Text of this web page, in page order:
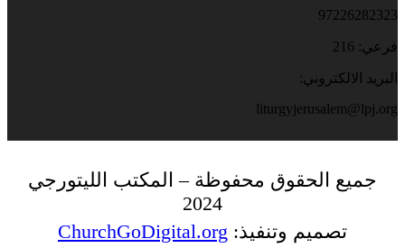
97226282323
فرعي: 216
البريد الالكتروني:
liturgyjerusalem@lpj.org
جميع الحقوق محفوظة – المكتب الليتورجي
2024
تصميم وتنفيذ: ChurchGoDigital.org